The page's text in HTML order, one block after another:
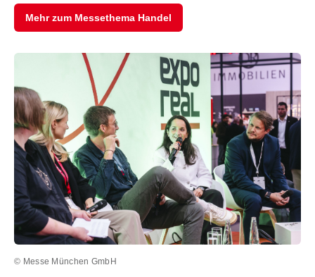
Mehr zum Messethema Handel
© Messe München GmbH